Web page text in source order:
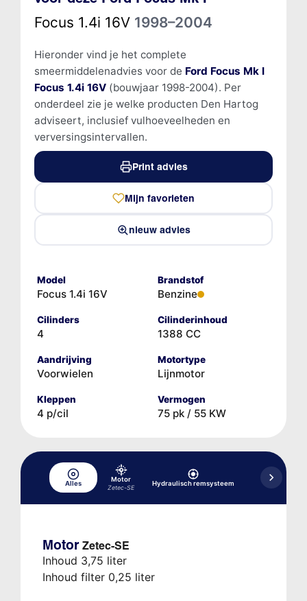
Focus 1.4i 16V 1998–2004
Hieronder vind je het complete
smeermiddelenadvies voor de Ford Focus Mk I
Focus 1.4i 16V(bouwjaar 1998-2004). Per
onderdeel zie je welke producten Den Hartog
adviseert, inclusief vulhoeveelheden en
verversingsintervallen.
Print advies
Mijn favorieten
nieuw advies
Model
Focus 1.4i 16V
Brandstof
Benzine
Cilinders
4
Cilinderinhoud
1388 CC
Aandrijving
Voorwielen
Motortype
Lijnmotor
Kleppen
4 p/cil
Vermogen
75 pk / 55 KW
Alles
Motor
Zetec-SE
Hydraulisch remsysteem
Motor Zetec-SE
Inhoud 3,75 liter
Inhoud filter 0,25 liter